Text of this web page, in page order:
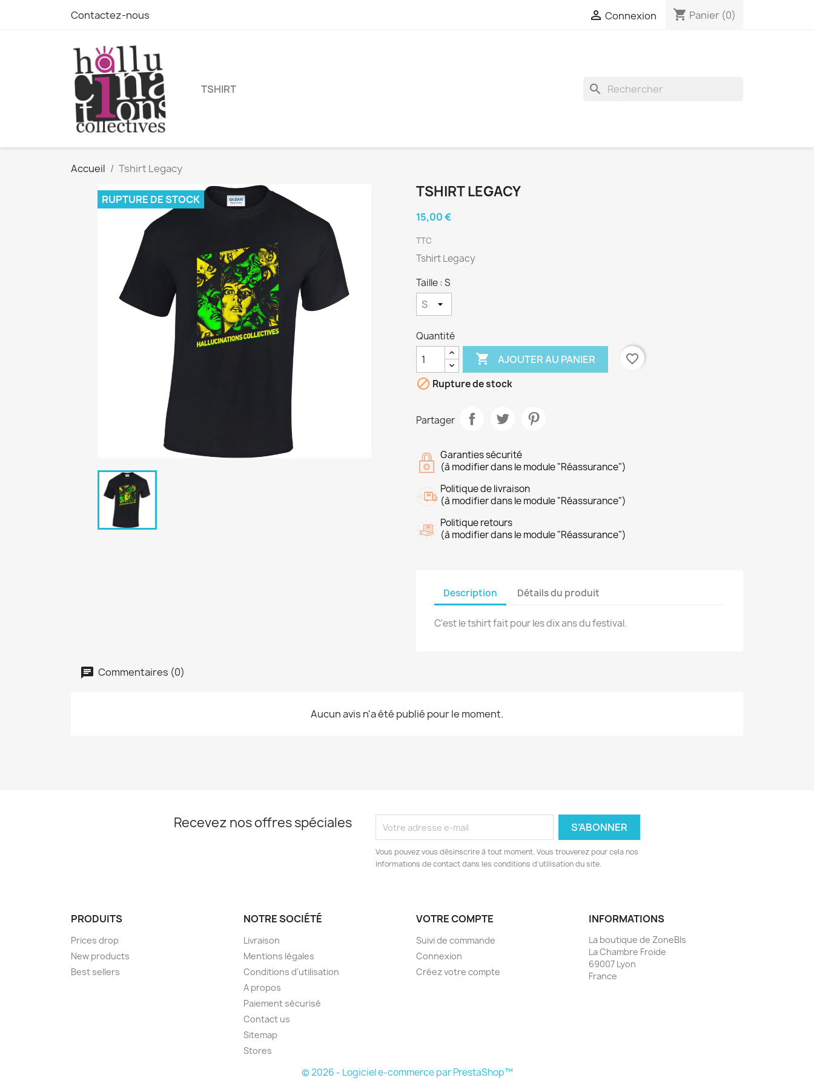
Contactez-nous  Connexion shopping_cart Panier (0)
TSHIRT search
Accueil Tshirt Legacy
RUPTURE DE STOCK TSHIRT LEGACY
15,00 €
TTC
Tshirt Legacy
Taille : S
Quantité
 AJOUTER AU PANIER
favorite_border
 Rupture de stock
Partager
Garanties sécurité
(à modifier dans le module "Réassurance")
Politique de livraison
(à modifier dans le module "Réassurance")
Politique retours
(à modifier dans le module "Réassurance")
Description Détails du produit
C'est le tshirt fait pour les dix ans du festival.
Commentaires (0)
Aucun avis n'a été publié pour le moment.
Recevez nos offres spéciales
Vous pouvez vous désinscrire à tout moment. Vous trouverez pour cela nos
informations de contact dans les conditions d'utilisation du site.
PRODUITS
Prices drop
New products
Best sellers
NOTRE SOCIÉTÉ
Livraison
Mentions légales
Conditions d'utilisation
A propos
Paiement sécurisé
Contact us
Sitemap
Stores
VOTRE COMPTE
Suivi de commande
Connexion
Créez votre compte
INFORMATIONS
La boutique de ZoneBIs
La Chambre Froide
69007 Lyon
France
© 2026 - Logiciel e-commerce par PrestaShop™